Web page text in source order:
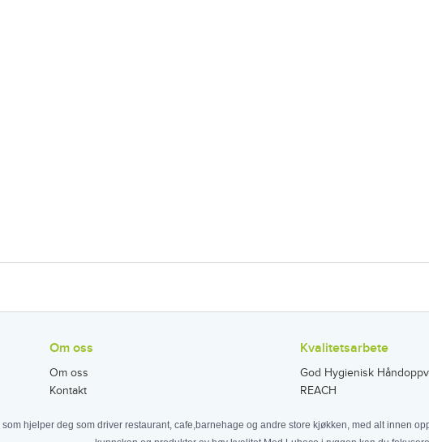
Om oss
Om oss
Kontakt
Kvalitetsarbete
God Hygienisk
REACH
hjelper deg som driver restaurant, cafe,barnehage og andre store kjøkken, med alt innen